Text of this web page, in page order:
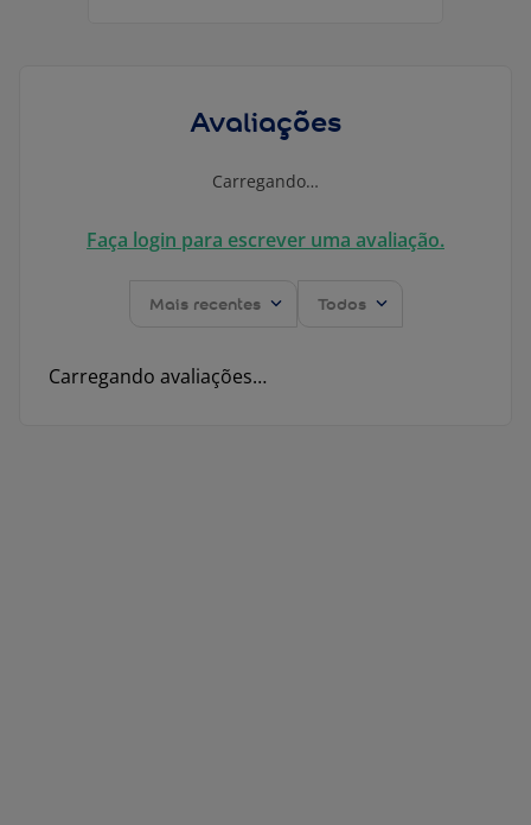
Avaliações
Carregando…
Faça login para escrever uma avaliação.
Mais recentes Todos
Carregando avaliações…